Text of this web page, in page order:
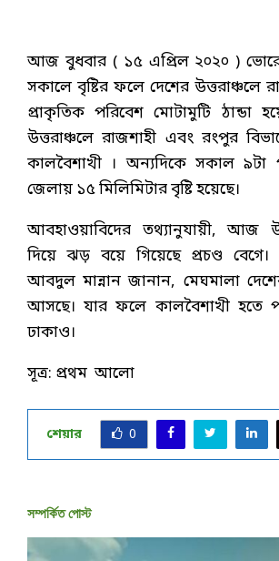
আজ বুধবার ( ১৫ এপ্রিল ২০২০ )
সকালে বৃষ্টির ফলে দেশের উত্তরাঞ্চলে
প্রাকৃতিক পরিবেশ মোটামুটি ঠান্ডা
উত্তরাঞ্চলে রাজশাহী এবং রংপুর
কালবৈশাখী । অন্যদিকে সকাল ৯টা
জেলায় ১৫ মিলিমিটার বৃষ্টি হয়েছে।
আবহাওয়াবিদের তথ্যানুযায়ী, আজ
দিয়ে ঝড় বয়ে গিয়েছে প্রচণ্ড
আবদুল মান্নান জানান, মেঘমালা
আসছে। যার ফলে কালবৈশাখী হতে
ঢাকাও।
সূত্র: প্রথম আলো
শেয়ার 0
সম্পর্কিত পোস্ট